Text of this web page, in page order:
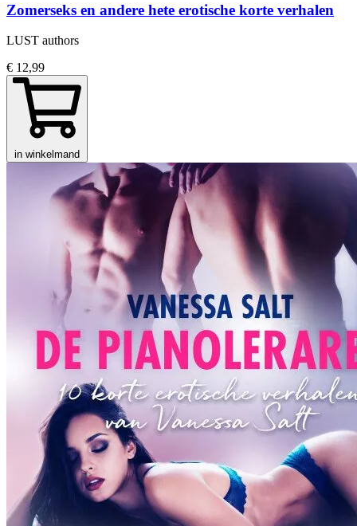
Zomerseks en andere hete erotische korte verhalen
LUST authors
€ 12,99
in winkelmand